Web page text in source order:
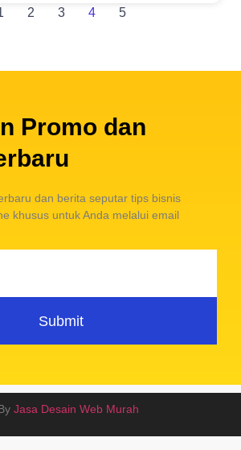
2 3 4 5
Promo dan
dan berita seputar tips bisnis
khusus untuk Anda melalui email
Submit
Jasa Desain Web Murah